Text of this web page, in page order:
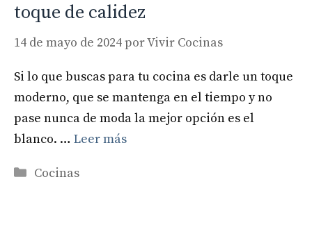
toque de calidez
14 de mayo de 2024porVivir Cocinas
Si lo que buscas para tu cocina es darle un toque
moderno, que se mantenga en el tiempo y no
pase nunca de moda la mejor opción es el
blanco. … Leer más
Categorías
Cocinas